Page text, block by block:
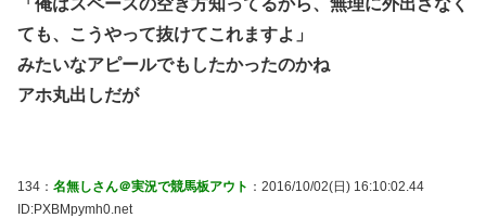
「俺はスペースの空き方知ってるから、無理に外出さなく
ても、こうやって抜けてこれますよ」
みたいなアピールでもしたかったのかね
アホ丸出しだが
134： 名無しさん＠実況で競馬板アウト ：2016/10/02(日) 16:10:02.44
ID:PXBMpymh0.net